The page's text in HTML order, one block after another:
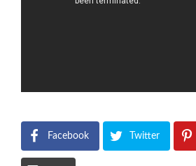
Facebook Twitter